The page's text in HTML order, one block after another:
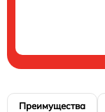
Преимущества